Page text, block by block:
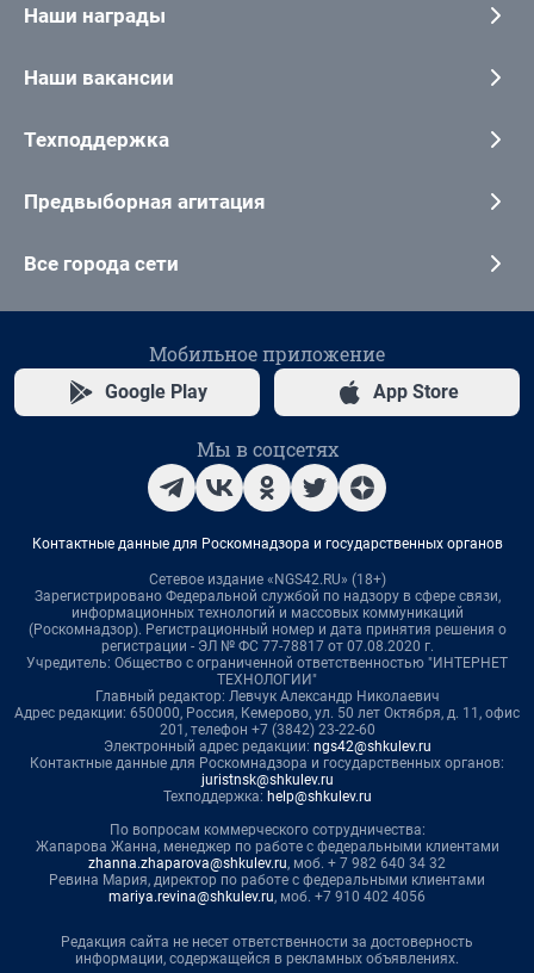
Наши награды
Наши вакансии
Техподдержка
Предвыборная агитация
Все города сети
Мобильное приложение
Google Play App Store
Мы в соцсетях
Контактные данные для Роскомнадзора и государственных органов
Сетевое издание «NGS42.RU» (18+)
Зарегистрировано Федеральной службой по надзору в сфере связи,
информационных технологий и массовых коммуникаций
(Роскомнадзор). Регистрационный номер и дата принятия решения о
регистрации - ЭЛ № ФС 77-78817 от 07.08.2020 г.
Учредитель: Общество с ограниченной ответственностью "ИНТЕРНЕТ
ТЕХНОЛОГИИ"
Главный редактор: Левчук Александр Николаевич
Адрес редакции: 650000, Россия, Кемерово, ул. 50 лет Октября, д. 11, офис
201, телефон +7 (3842) 23-22-60
Электронный адрес редакции: ngs42@shkulev.ru
Контактные данные для Роскомнадзора и государственных органов:
juristnsk@shkulev.ru
Техподдержка: help@shkulev.ru
По вопросам коммерческого сотрудничества:
Жапарова Жанна, менеджер по работе с федеральными клиентами
zhanna.zhaparova@shkulev.ru, моб. + 7 982 640 34 32
Ревина Мария, директор по работе с федеральными клиентами
mariya.revina@shkulev.ru, моб. +7 910 402 4056
Редакция сайта не несет ответственности за достоверность
информации, содержащейся в рекламных объявлениях.